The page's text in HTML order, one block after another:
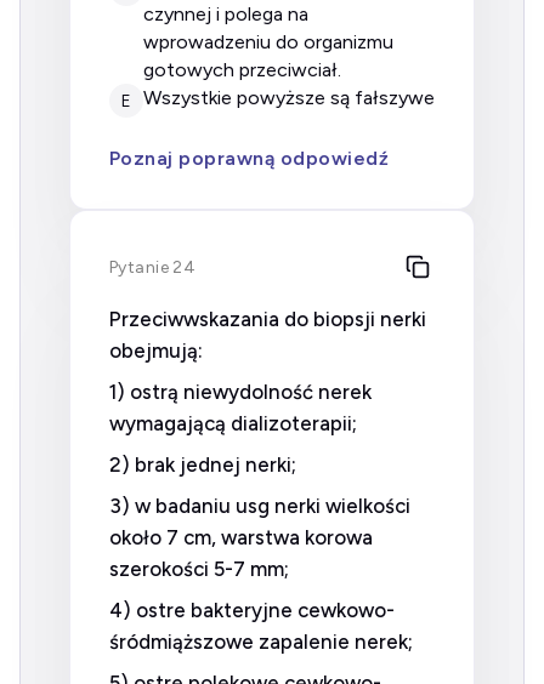
czynnej i polega na
wprowadzeniu do organizmu
gotowych przeciwciał.
E wszystkie powyższe są fałszywe
Poznaj poprawną odpowiedź
Pytanie 24
Przeciwwskazania do biopsji nerki
obejmują:
1) ostrą niewydolność nerek
wymagającą dializoterapii;
2) brak jednej nerki;
3) w badaniu usg nerki wielkości
około 7 cm, warstwa korowa
szerokości 5-7 mm;
4) ostre bakteryjne cewkowo-
śródmiąższowe zapalenie nerek;